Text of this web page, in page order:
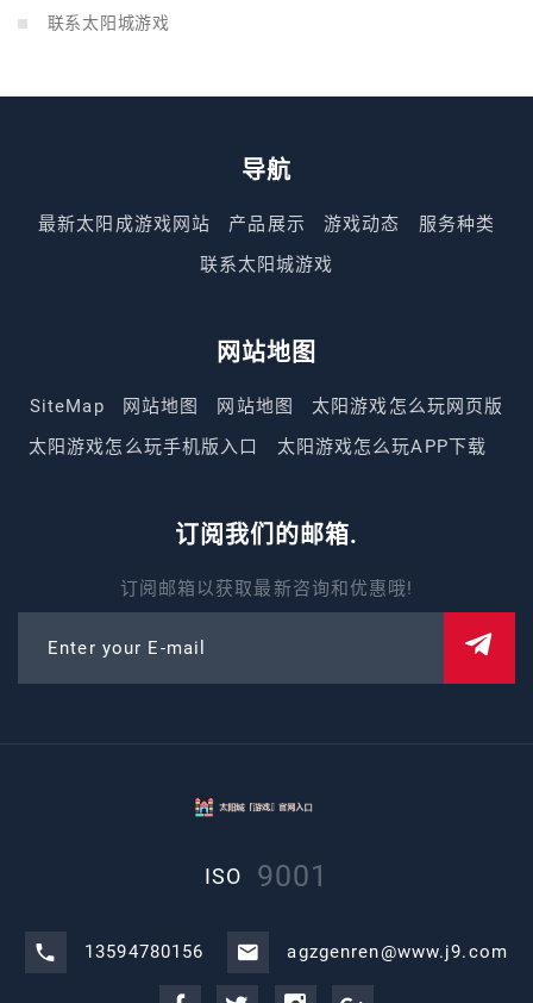
联系太阳城游戏
导航
最新太阳成游戏网站 产品展示 游戏动态
服务种类
联系太阳城游戏
网站地图
SiteMap 网站地图 网站地图
太阳游戏怎么玩网页版
太阳游戏怎么玩手机版入口
太阳游戏怎么玩APP下载
订阅我们的邮箱.
订阅邮箱以获取最新咨询和优惠哦!
Enter your E-mail
ISO 9001
13594780156 agzgenren@www.j9.com